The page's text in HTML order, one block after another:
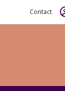
Contact